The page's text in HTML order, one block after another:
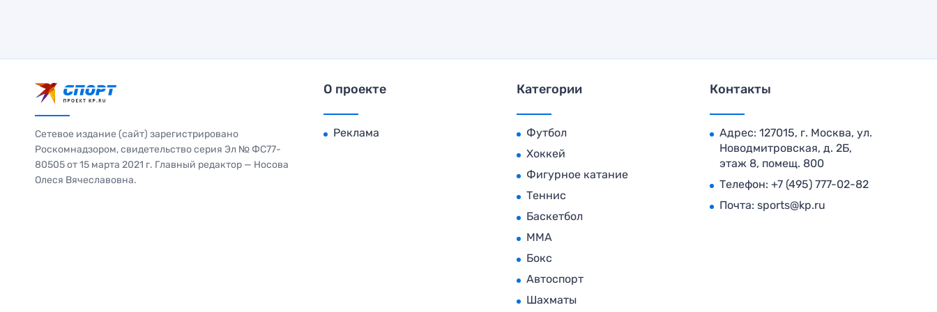
Сетевое издание (сайт) зарегистрировано
Роскомнадзором, свидетельство серия Эл № ФС77-
80505 от 15 марта 2021 г. Главный редактор — Носова
Олеся Вячеславовна.
О проекте
Реклама
Категории
Футбол
Хоккей
Фигурное катание
Теннис
Баскетбол
MMA
Бокс
Автоспорт
Шахматы
Контакты
Адрес: 127015, г. Москва, ул.
Новодмитровская, д. 2Б,
этаж 8, помещ. 800
Телефон: +7 (495) 777-02-82
Почта: sports@kp.ru